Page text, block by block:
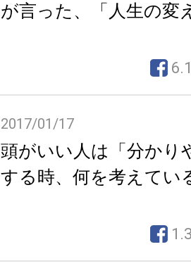
が言った、「人生の変
2017/01/17
頭がいい人は「分かり
する時、何を考えてい